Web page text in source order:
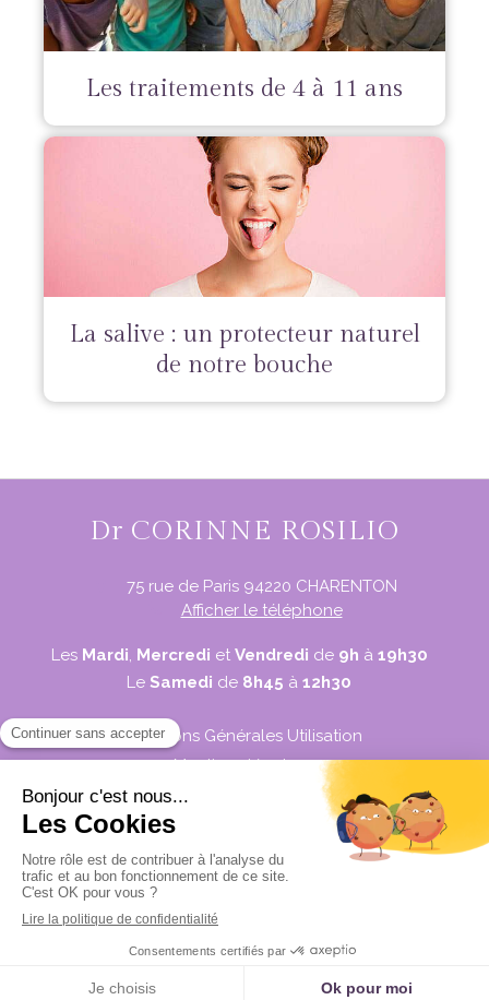
Les traitements de 4 à 11 ans
La salive : un protecteur naturel
de notre bouche
Dr CORINNE ROSILIO
75 rue de Paris 94220 CHARENTON
Afficher le téléphone
Les Mardi, Mercredi et Vendredi de 9h à 19h30
Le Samedi de 8h45 à 12h30
Conditions Générales Utilisation
Mentions légales
Politique de confidentialité et charte cookie
Charte déontologique
Ordre national
Annuaires chirurgiens dentistes